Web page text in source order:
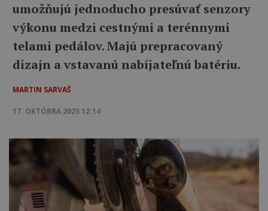
umožňujú jednoducho presúvať senzory
výkonu medzi cestnými a terénnymi
telami pedálov. Majú prepracovaný
dizajn a vstavanú nabíjateľnú batériu.
MARTIN SARVAŠ
17. OKTÓBRA 2025 12:14